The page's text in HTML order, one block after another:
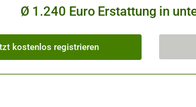
Ø 1.240 Euro Erstattung in
kostenlos registrieren